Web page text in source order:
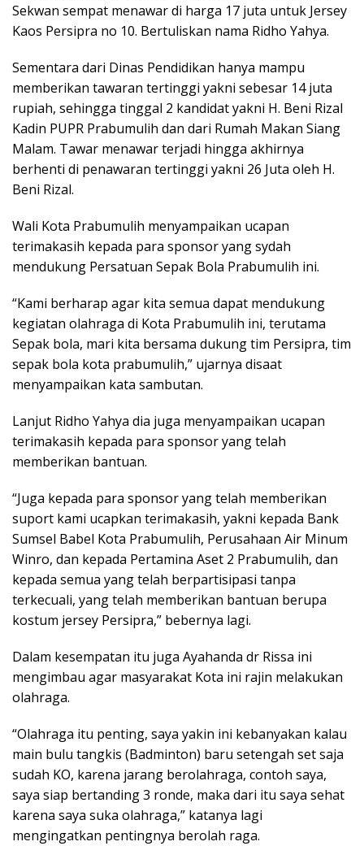
Sekwan sempat menawar di harga 17 juta untuk Jersey
Kaos Persipra no 10. Bertuliskan nama Ridho Yahya.
Sementara dari Dinas Pendidikan hanya mampu
memberikan tawaran tertinggi yakni sebesar 14 juta
rupiah, sehingga tinggal 2 kandidat yakni H. Beni Rizal
Kadin PUPR Prabumulih dan dari Rumah Makan Siang
Malam. Tawar menawar terjadi hingga akhirnya
berhenti di penawaran tertinggi yakni 26 Juta oleh H.
Beni Rizal.
Wali Kota Prabumulih menyampaikan ucapan
terimakasih kepada para sponsor yang sydah
mendukung Persatuan Sepak Bola Prabumulih ini.
“Kami berharap agar kita semua dapat mendukung
kegiatan olahraga di Kota Prabumulih ini, terutama
Sepak bola, mari kita bersama dukung tim Persipra, tim
sepak bola kota prabumulih,” ujarnya disaat
menyampaikan kata sambutan.
Lanjut Ridho Yahya dia juga menyampaikan ucapan
terimakasih kepada para sponsor yang telah
memberikan bantuan.
“Juga kepada para sponsor yang telah memberikan
suport kami ucapkan terimakasih, yakni kepada Bank
Sumsel Babel Kota Prabumulih, Perusahaan Air Minum
Winro, dan kepada Pertamina Aset 2 Prabumulih, dan
kepada semua yang telah berpartisipasi tanpa
terkecuali, yang telah memberikan bantuan berupa
kostum jersey Persipra,” bebernya lagi.
Dalam kesempatan itu juga Ayahanda dr Rissa ini
mengimbau agar masyarakat Kota ini rajin melakukan
olahraga.
“Olahraga itu penting, saya yakin ini kebanyakan kalau
main bulu tangkis (Badminton) baru setengah set saja
sudah KO, karena jarang berolahraga, contoh saya,
saya siap bertanding 3 ronde, maka dari itu saya sehat
karena saya suka olahraga,” katanya lagi
mengingatkan pentingnya berolah raga.